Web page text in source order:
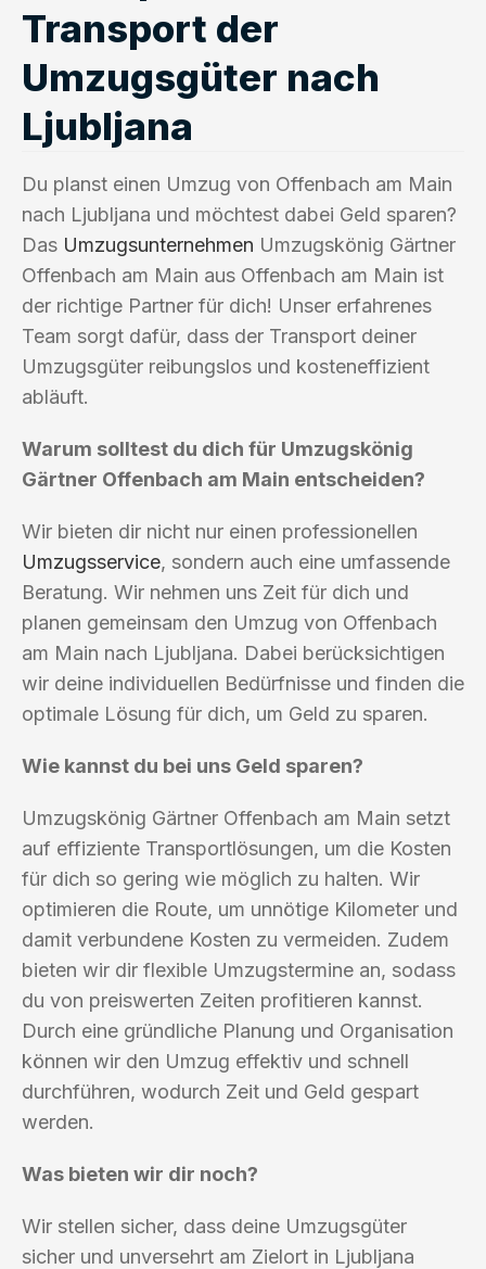
Transport der
Umzugsgüter nach
Ljubljana
Du planst einen Umzug von Offenbach am Main
nach Ljubljana und möchtest dabei Geld sparen?
Das Umzugsunternehmen Umzugskönig Gärtner
Offenbach am Main aus Offenbach am Main ist
der richtige Partner für dich! Unser erfahrenes
Team sorgt dafür, dass der Transport deiner
Umzugsgüter reibungslos und kosteneffizient
abläuft.
Warum solltest du dich für Umzugskönig
Gärtner Offenbach am Main entscheiden?
Wir bieten dir nicht nur einen professionellen
Umzugsservice, sondern auch eine umfassende
Beratung. Wir nehmen uns Zeit für dich und
planen gemeinsam den Umzug von Offenbach
am Main nach Ljubljana. Dabei berücksichtigen
wir deine individuellen Bedürfnisse und finden die
optimale Lösung für dich, um Geld zu sparen.
Wie kannst du bei uns Geld sparen?
Umzugskönig Gärtner Offenbach am Main setzt
auf effiziente Transportlösungen, um die Kosten
für dich so gering wie möglich zu halten. Wir
optimieren die Route, um unnötige Kilometer und
damit verbundene Kosten zu vermeiden. Zudem
bieten wir dir flexible Umzugstermine an, sodass
du von preiswerten Zeiten profitieren kannst.
Durch eine gründliche Planung und Organisation
können wir den Umzug effektiv und schnell
durchführen, wodurch Zeit und Geld gespart
werden.
Was bieten wir dir noch?
Wir stellen sicher, dass deine Umzugsgüter
sicher und unversehrt am Zielort in Ljubljana